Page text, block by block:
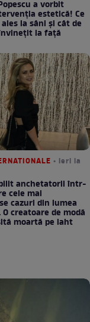
a vorbit
estetică! Ce
la sâni și cât de
la față
• ieri la
anchetatorii într-
cele mai
cazuri din lumea
creatoare de modă
moartă pe iaht